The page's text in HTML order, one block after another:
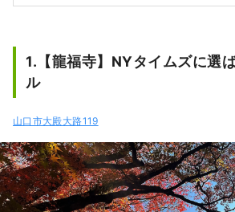
1.【龍福寺】NYタイムズに選
ル
山口市大殿大路119